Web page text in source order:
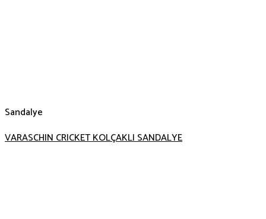
Sandalye
VARASCHIN CRICKET KOLÇAKLI SANDALYE